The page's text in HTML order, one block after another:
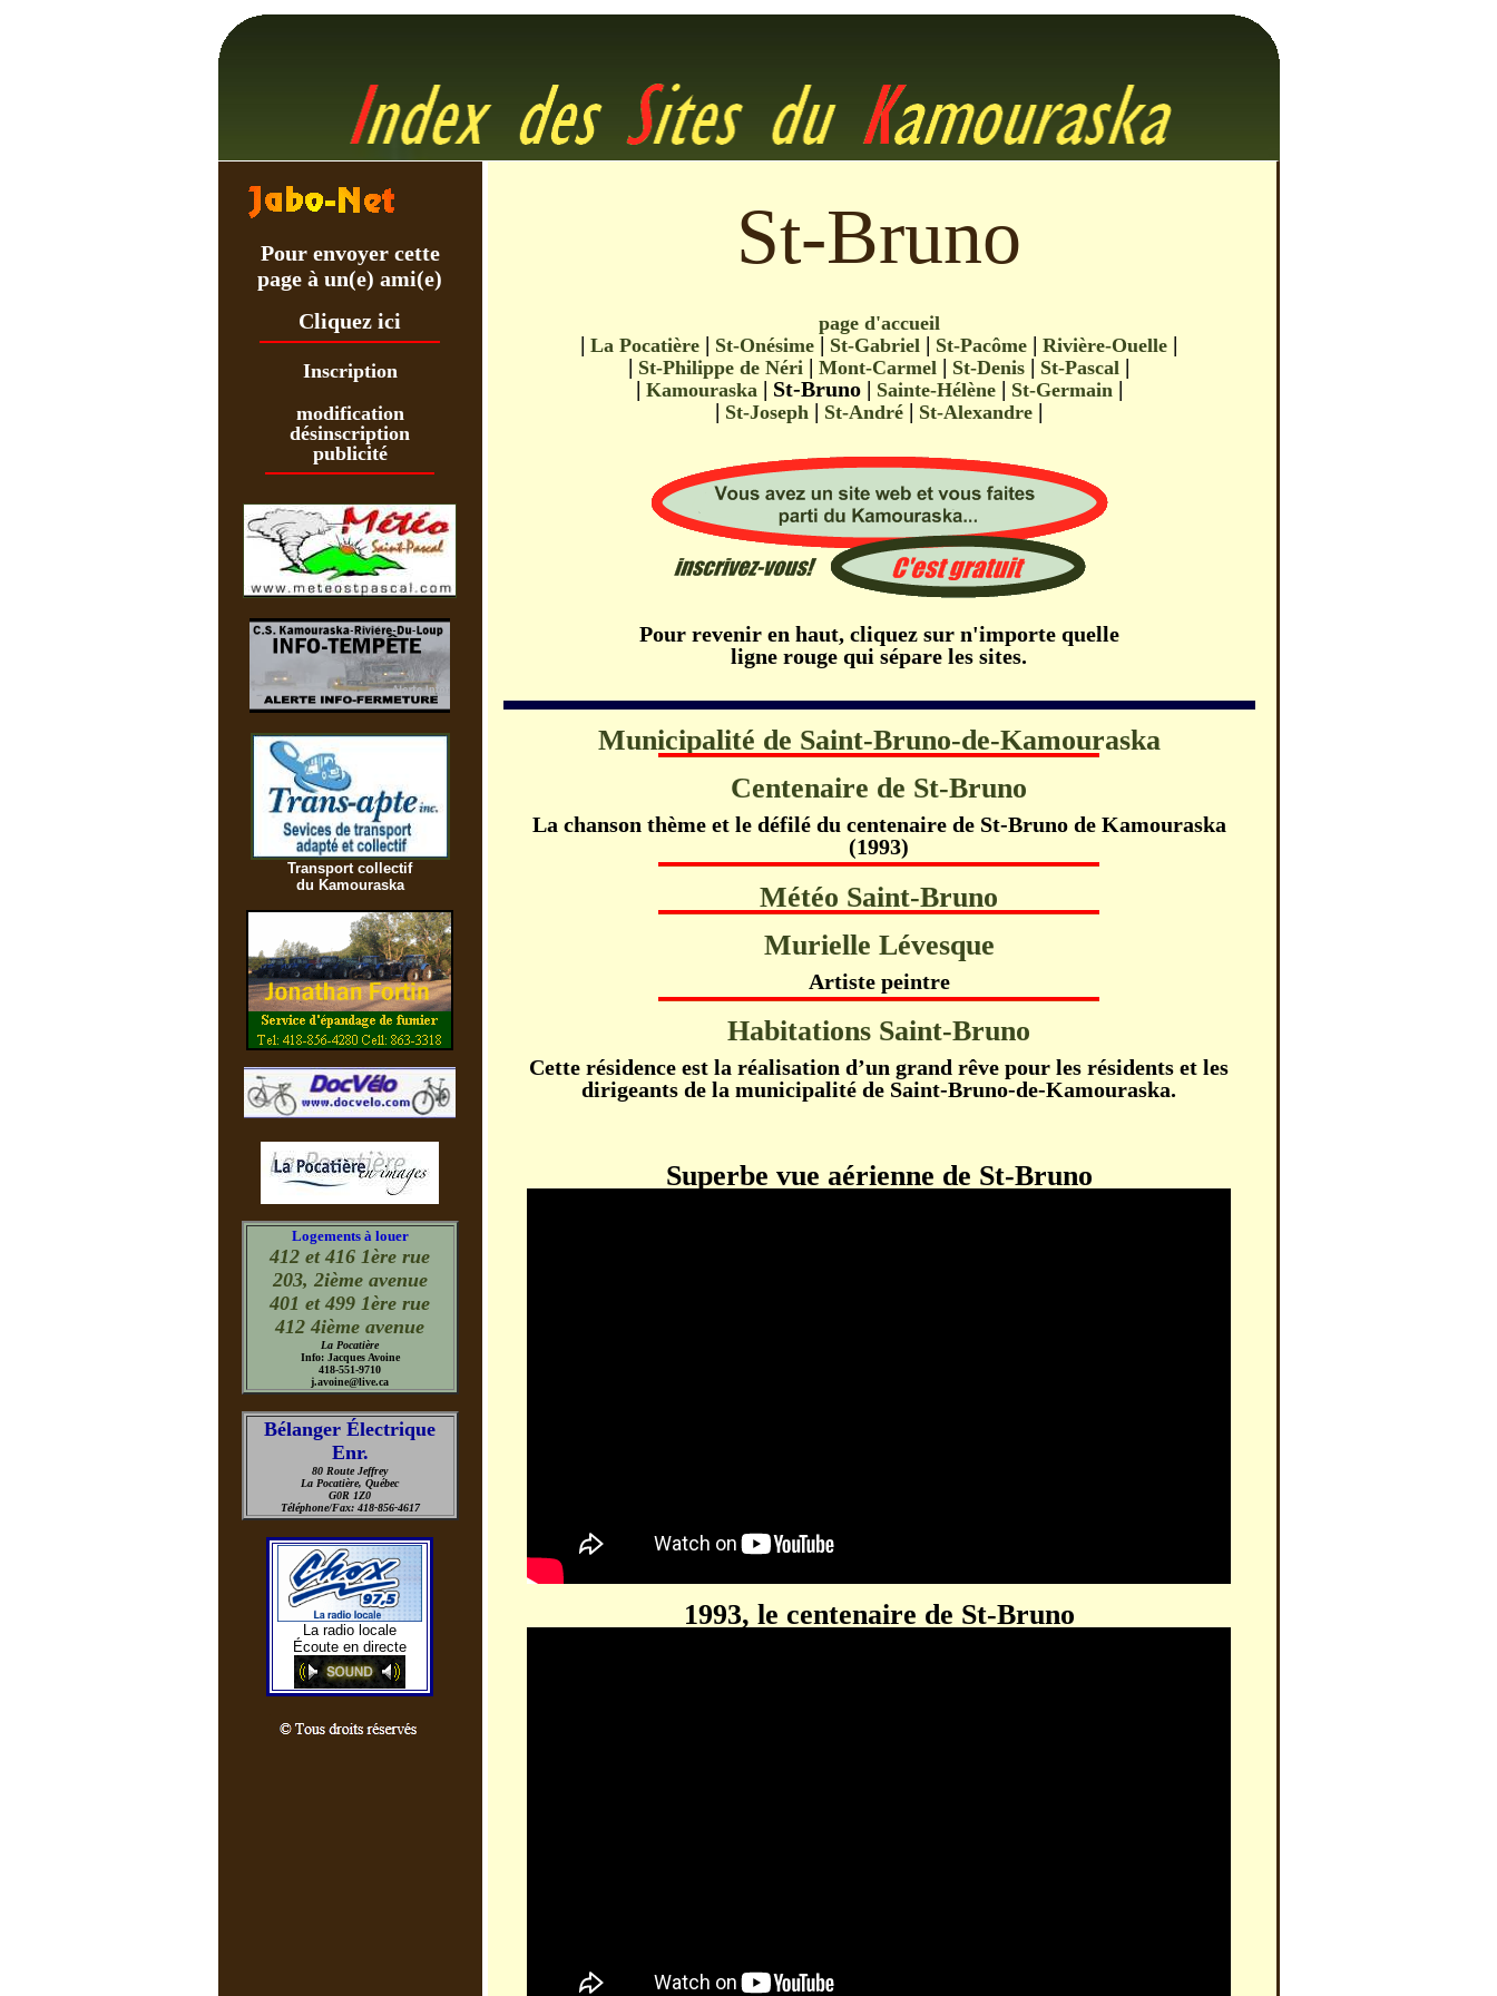
St-Bruno
page d'accueil
|La Pocatière | St-Onésime | St-Gabriel | St-Pacôme |Rivière-Ouelle |
| St-Philippe de Néri |Mont-Carmel | St-Denis | St-Pascal |
| Kamouraska | St-Bruno | Sainte-Hélène| St-Germain |
| St-Joseph | St-André | St-Alexandre |
Pour revenir en haut, cliquez sur n'importe quelle
ligne rouge qui sépare les sites.
Municipalité de Saint-Bruno-de-Kamouraska
Centenaire de St-Bruno
La chanson thème et le défilé du centenaire de St-Bruno de Kamouraska
(1993)
Météo Saint-Bruno
Murielle Lévesque
Artiste peintre
Habitations Saint-Bruno
Cette résidence est la réalisation d’un grand rêve pour les résidents et les
dirigeants de la municipalité de Saint-Bruno-de-Kamouraska.
Superbe vue aérienne de St-Bruno
1993, le centenaire de St-Bruno
Pour envoyer cette
page à un(e) ami(e)
Cliquez ici
Inscription
modification
désinscription
publicité
Transport collectif
du Kamouraska
Logements à louer
412 et 416 1ère rue
203, 2ième avenue
401 et 499 1ère rue
412 4ième avenue
La Pocatière
Info: Jacques Avoine
418-551-9710
j.avoine@live.ca
Bélanger Électrique
Enr.
80 Route Jeffrey
La Pocatière, Québec
G0R 1Z0
Téléphone/Fax: 418-856-4617
La radio locale
Écoute en directe